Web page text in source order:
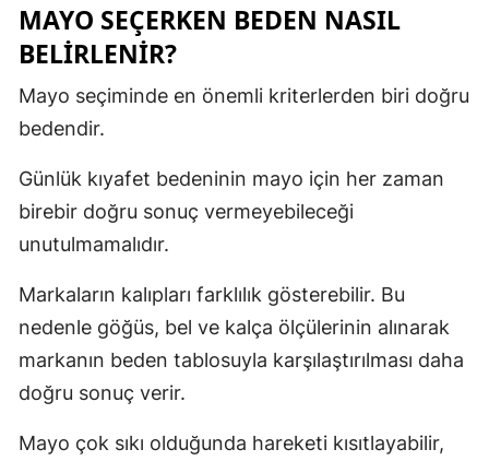
MAYO SEÇERKEN BEDEN NASIL
BELIRLENIR?
Mayo seçiminde en önemli kriterlerden biri doğru
bedendir.
Günlük kıyafet bedeninin mayo için her zaman
birebir doğru sonuç vermeyebileceği
unutulmamalıdır.
Markaların kalıpları farklılık gösterebilir. Bu
nedenle göğüs, bel ve kalça ölçülerinin alınarak
markanın beden tablosuyla karşılaştırılması daha
doğru sonuç verir.
Mayo çok sıkı olduğunda hareketi kısıtlayabilir,